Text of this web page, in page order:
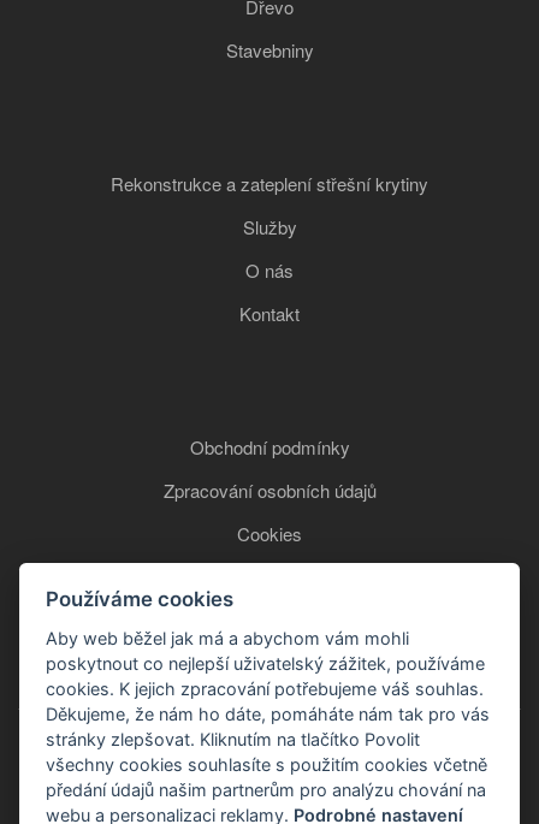
Dřevo
Stavebniny
Rekonstrukce a zateplení střešní krytiny
Služby
O nás
Kontakt
Obchodní podmínky
Zpracování osobních údajů
Cookies
+420 777 850 465
Používáme cookies
Aby web běžel jak má a abychom vám mohli
poskytnout co nejlepší uživatelský zážitek, používáme
cookies. K jejich zpracování potřebujeme váš souhlas.
Děkujeme, že nám ho dáte, pomáháte nám tak pro vás
stránky zlepšovat. Kliknutím na tlačítko Povolit
všechny cookies souhlasíte s použitím cookies včetně
předání údajů našim partnerům pro analýzu chování na
webu a personalizaci reklamy. Podrobné nastavení